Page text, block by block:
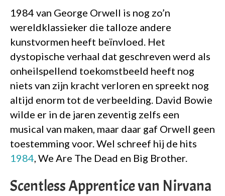
1984 van George Orwell is nog zo’n
wereldklassieker die talloze andere
kunstvormen heeft beïnvloed. Het
dystopische verhaal dat geschreven werd als
onheilspellend toekomstbeeld heeft nog
niets van zijn kracht verloren en spreekt nog
altijd enorm tot de verbeelding. David Bowie
wilde er in de jaren zeventig zelfs een
musical van maken, maar daar gaf Orwell geen
toestemming voor. Wel schreef hij de hits
1984, We Are The Dead en Big Brother.
Scentless Apprentice van Nirvana